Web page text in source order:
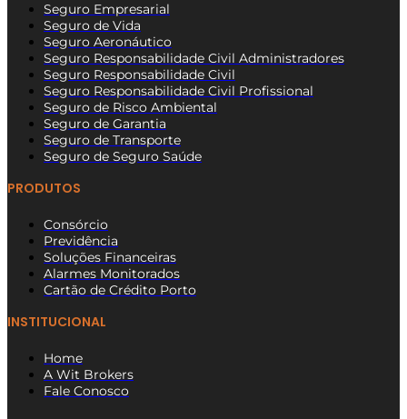
Seguro Empresarial
Seguro de Vida
Seguro Aeronáutico
Seguro Responsabilidade Civil Administradores
Seguro Responsabilidade Civil
Seguro Responsabilidade Civil Profissional
Seguro de Risco Ambiental
Seguro de Garantia
Seguro de Transporte
Seguro de Seguro Saúde
PRODUTOS
Consórcio
Previdência
Soluções Financeiras
Alarmes Monitorados
Cartão de Crédito Porto
INSTITUCIONAL
Home
A Wit Brokers
Fale Conosco